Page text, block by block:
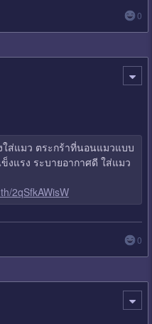
0
ส่แมว ตระกร้าที่นอนแมวแบบ
งแรง ระบายอากาศดี ใส่แมว
2qSfkAWisW
0